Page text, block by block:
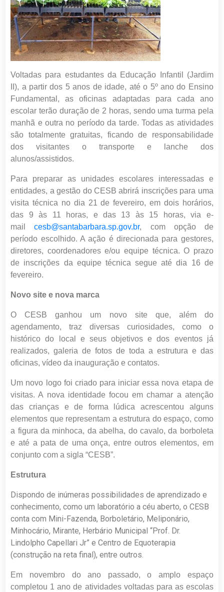
Voltadas para estudantes da Educação Infantil (Jardim
II), a partir dos 5 anos de idade, até o 5º ano do Ensino
Fundamental, as oficinas adaptadas para cada ano
escolar terão duração de 2 horas, sendo uma turma pela
manhã e outra no período da tarde. Todas as atividades
são totalmente gratuitas, ficando de responsabilidade
dos visitantes o transporte e lanche dos
alunos/assistidos.
Para preparar as unidades escolares interessadas e
entidades, a gestão do CESB abrirá inscrições para uma
visita técnica no dia 21 de fevereiro, em dois horários,
das 9 às 11 horas, e das 13 às 15 horas,via e-
mailcesb@santabarbara.sp.gov.br, com opção de
período escolhido. A ação é direcionada para gestores,
diretores, coordenadores e/ou equipe técnica.O prazo
de inscrições da equipe técnica segue até dia 16 de
fevereiro.
Novo site e nova marca
O CESB ganhou um novo site que, além do
agendamento, traz diversas curiosidades, como o
histórico do local e seus objetivos e dos eventos já
realizados, galeria de fotos de toda a estrutura e das
oficinas, vídeo da inauguração e contatos.
Um novo logo foi criado para iniciar essa nova etapa de
visitas. A nova identidade focou em chamar a atenção
das crianças e de forma lúdica acrescentou alguns
elementos que representam a estrutura do espaço, como
a figura da minhoca, da abelha, do cavalo, da borboleta
e até a pata de uma onça, entre outros elementos, em
conjunto com a sigla “CESB”.
Estrutura
Dispondo de inúmeras possibilidades de aprendizado e
conhecimento, como um laboratório a céu aberto, o CESB
conta com Mini-Fazenda, Borboletário, Meliponário,
Minhocário, Mirante, Herbário Municipal “Prof. Dr.
Lindolpho Capellari Jr” e Centro de Equoterapia
(construção na reta final), entre outros.
Em novembro do ano passado, o amplo espaço
completou 1 ano de atividades voltadas para as escolas